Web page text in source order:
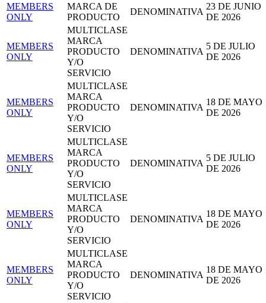
MEMBERS
ONLY
MARCA DE
PRODUCTO
DENOMINATIVA
23 DE JUNIO
DE 2026
MEMBERS
ONLY
MULTICLASE
MARCA
PRODUCTO
Y/O
SERVICIO
DENOMINATIVA
5 DE JULIO
DE 2026
MEMBERS
ONLY
MULTICLASE
MARCA
PRODUCTO
Y/O
SERVICIO
DENOMINATIVA
18 DE MAYO
DE 2026
MEMBERS
ONLY
MULTICLASE
MARCA
PRODUCTO
Y/O
SERVICIO
DENOMINATIVA
5 DE JULIO
DE 2026
MEMBERS
ONLY
MULTICLASE
MARCA
PRODUCTO
Y/O
SERVICIO
DENOMINATIVA
18 DE MAYO
DE 2026
MEMBERS
ONLY
MULTICLASE
MARCA
PRODUCTO
Y/O
SERVICIO
DENOMINATIVA
18 DE MAYO
DE 2026